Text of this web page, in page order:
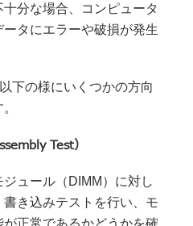
分な場合、コンピュータ
タにエラーや破損が発生
下の様にいくつかの方向
Test）
ュール（DIMM）に対し
き込みテストを行い、モ